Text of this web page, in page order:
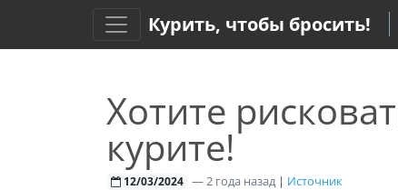
Курить, чтобы бросить!
Хотите
курите!
12/03/2024 —2 года назад | Источник